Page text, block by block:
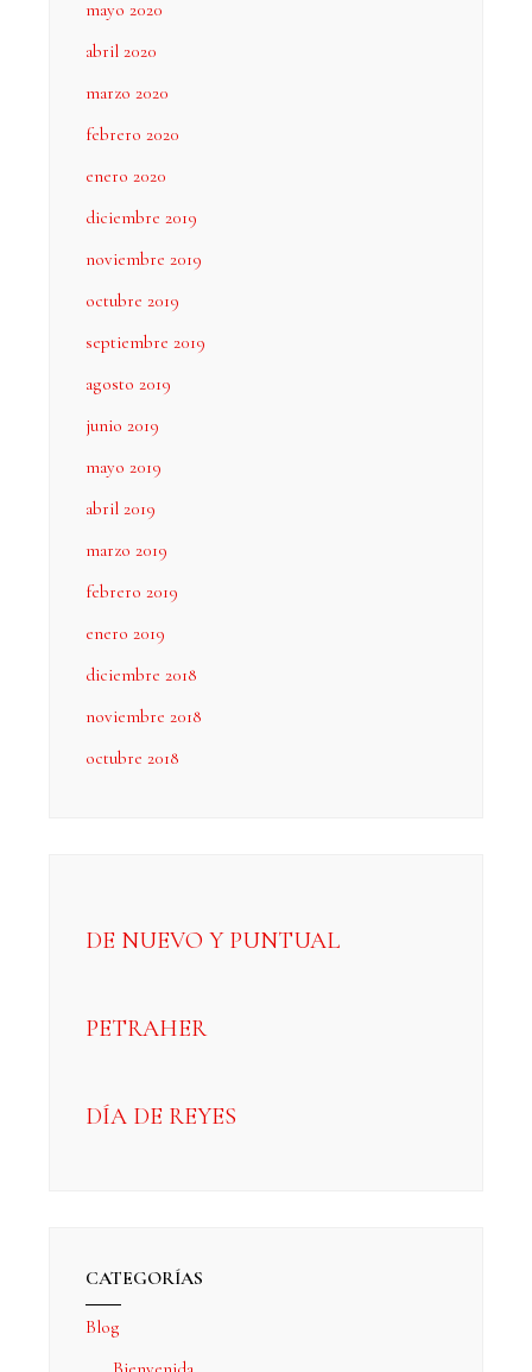
mayo 2020
abril 2020
marzo 2020
febrero 2020
enero 2020
diciembre 2019
noviembre 2019
octubre 2019
septiembre 2019
agosto 2019
junio 2019
mayo 2019
abril 2019
marzo 2019
febrero 2019
enero 2019
diciembre 2018
noviembre 2018
octubre 2018
DE NUEVO Y PUNTUAL
PETRAHER
DÍA DE REYES
CATEGORÍAS
Blog